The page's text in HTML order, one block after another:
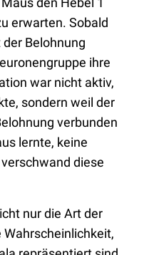
erwarten. Sobald
Belohnung
ihre
war nicht aktiv,
sondern weil der
verbunden
lernte, keine
diese
nur die Art der
Wahrscheinlichkeit,